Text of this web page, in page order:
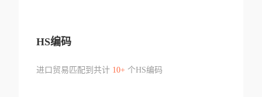
HS编码
进口贸易匹配到共计 10+个HS编码